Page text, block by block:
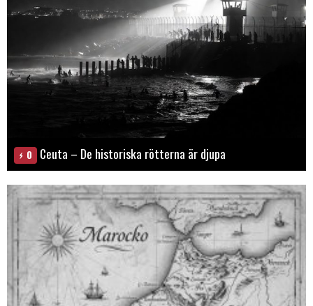
0 Ceuta – De historiska rötterna är djupa